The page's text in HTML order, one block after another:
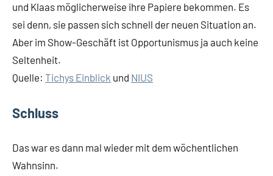
und Klaas möglicherweise ihre Papiere bekommen. Es
sei denn, sie passen sich schnell der neuen Situation an.
Aber im Show-Geschäft ist Opportunismus ja auch keine
Seltenheit.
Quelle: Tichys Einblick und NIUS
Schluss
Das war es dann mal wieder mit dem wöchentlichen
Wahnsinn.